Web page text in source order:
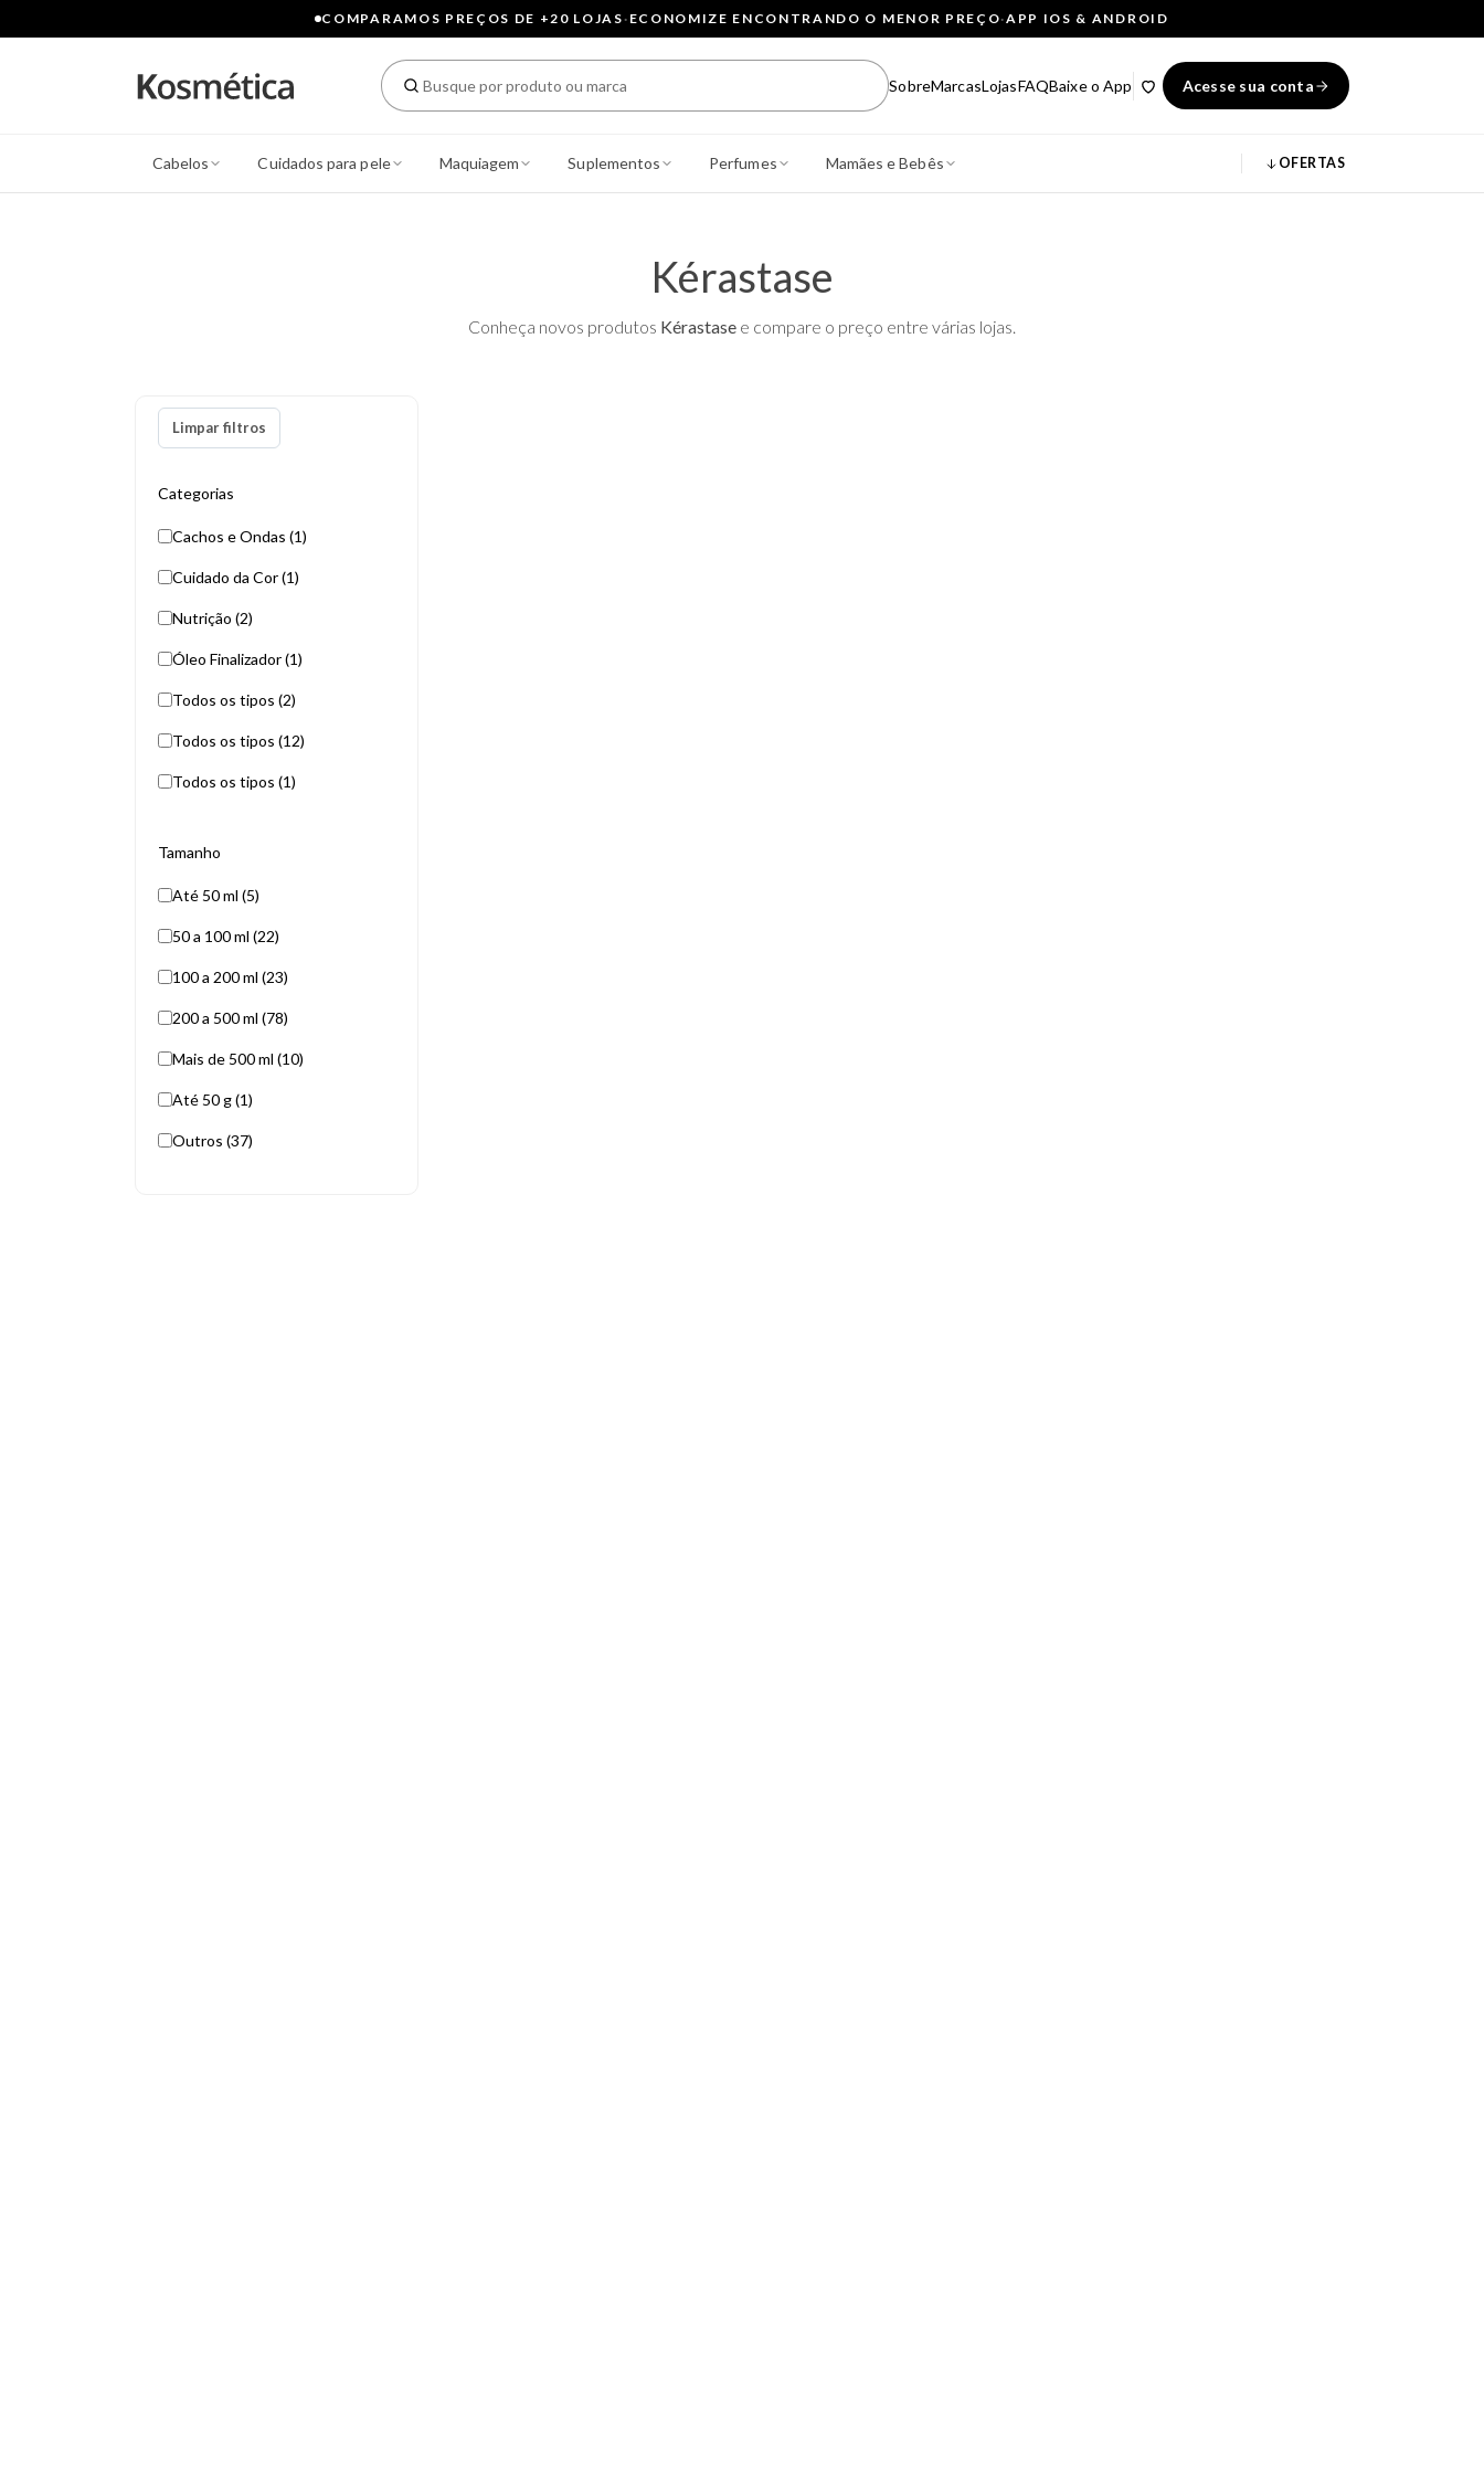
COMPARAMOS PREÇOS DE +20 LOJAS· ECONOMIZE ENCONTRANDO O MENOR PREÇO·APP IOS & ANDROID
SobreMarcasLojasFAQBaixe o App Acesse sua conta
Cabelos Cuidados para pele Maquiagem Suplementos Perfumes Mamães e Bebês OFERTAS
Kérastase
Conheça novos produtos Kérastase e compare o preço entre várias lojas.
Limpar filtros
Categorias
Cachos e Ondas (1)
Cuidado da Cor (1)
Nutrição (2)
Óleo Finalizador (1)
Todos os tipos (2)
Todos os tipos (12)
Todos os tipos (1)
Tamanho
Até 50 ml (5)
50 a 100 ml (22)
100 a 200 ml (23)
200 a 500 ml (78)
Mais de 500 ml (10)
Até 50 g (1)
Outros (37)